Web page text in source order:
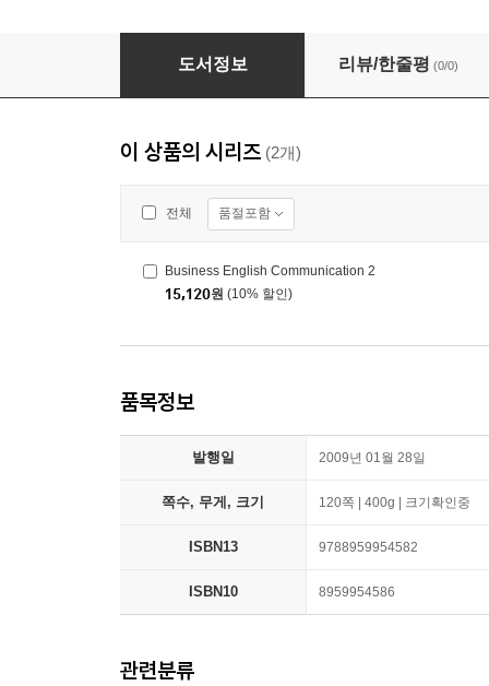
Business English Communication 1
도서정보 리뷰/한줄평 (0/0)
이 상품의 시리즈 (2개)
전체 품절포함
Business English Communication 2
15,120원 (10% 할인)
품목정보
발행일 2009년 01월 28일
쪽수, 무게, 크기 120쪽 | 400g | 크기확인중
ISBN13 9788959954582
ISBN10 8959954586
관련분류